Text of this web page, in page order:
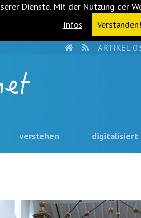
Dienste. Mit der Nutzung der
Infos
Verstanden!
HOMERSSARTIKEL
verstehen digitalisiert